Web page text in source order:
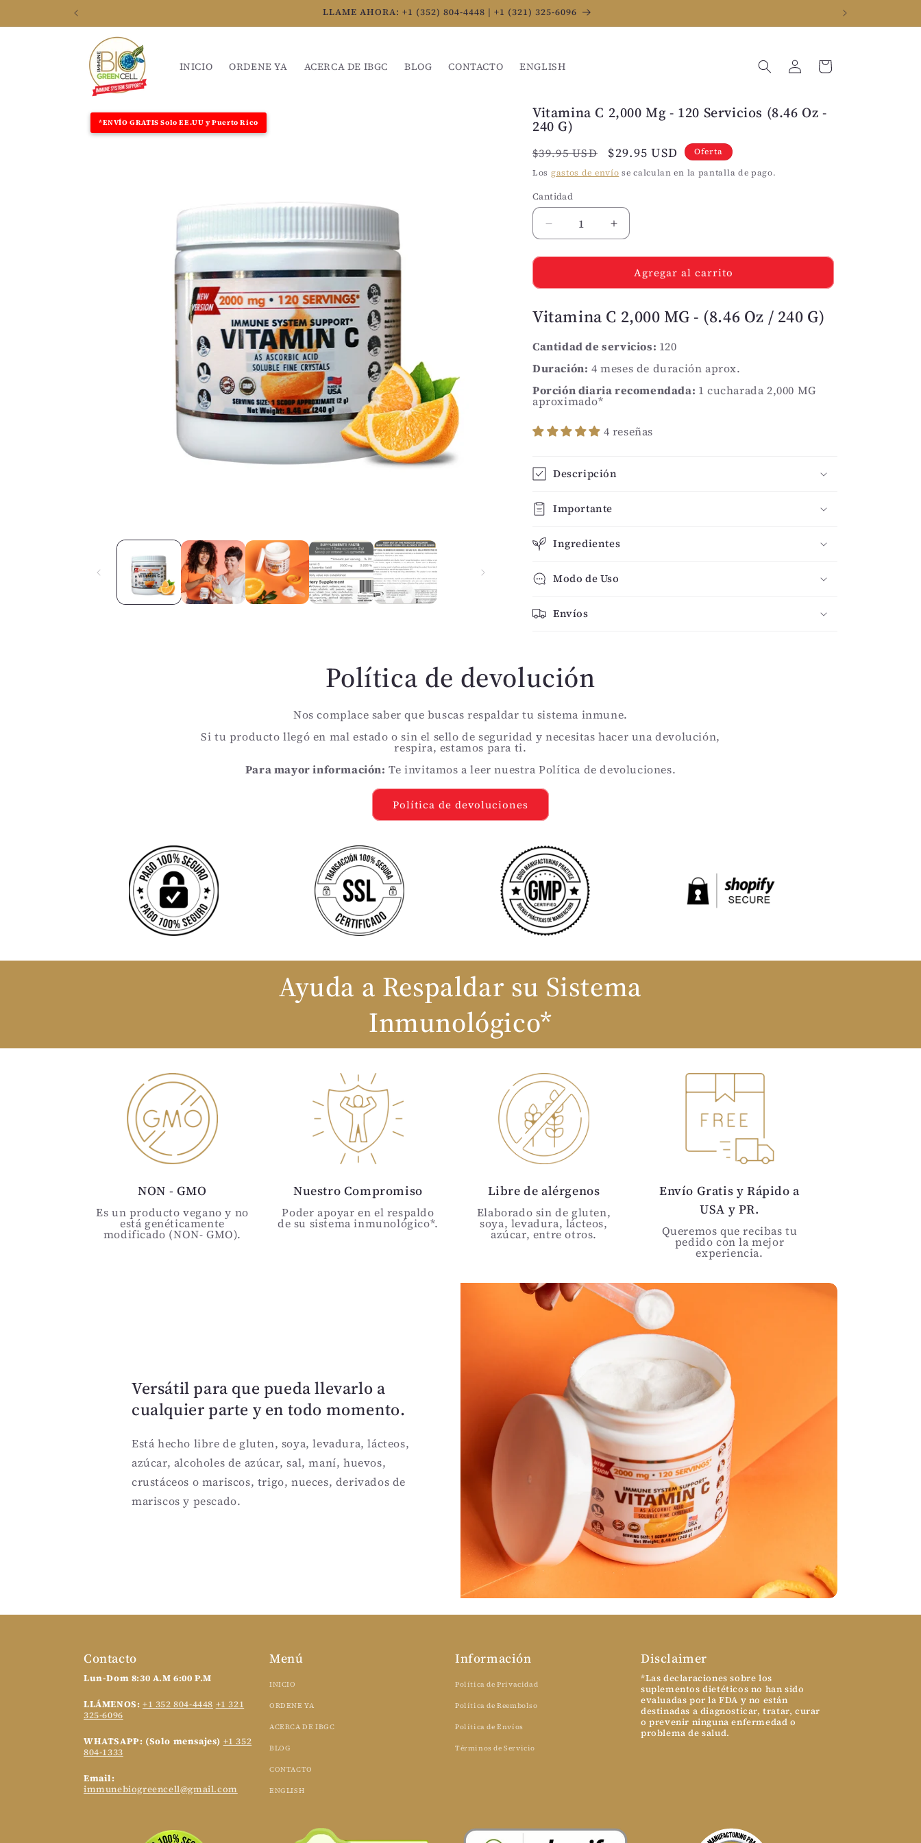
directamente
al contenido
Nuestro horario de atención es de Lun a Dom 8:30AM-6:00PM
INICIO ORDENE YA ACERCA DE IBGC BLOG CONTACTO ENGLISH
Iniciar
sesión
Carrito
*ENVÍO GRATIS Solo EE.UU y Puerto Rico
Ir
a la
información
Vitamina C 2,000 Mg - 120 Servicios (8.46 Oz -
240 G)
Precio
habitual
$39.95 USD
Precio
de
$29.95 USD
Oferta
Los gastos de envío se calculan en la pantalla de pago.
Cantidad
Reducir
cantidad
para
C
Mg
120
(8.46
Oz
-
G)
Aumentar
cantidad
para
Vitamina
C
Mg
120
(8.46
Oz
G)
Agregar al carrito
Vitamina C 2,000 MG - (8.46 Oz / 240 G)
Cantidad de servicios: 120
Duración: 4 meses de duración aprox.
Porción diaria recomendada: 1 cucharada 2,000 MG
aproximado*
4 reseñas
Descripción
Importante
Ingredientes
Modo de Uso
Envíos
Política de devolución
Nos complace saber que buscas respaldar tu sistema inmune.
Si tu producto llegó en mal estado o sin el sello de seguridad y necesitas hacer una devolución,
respira, estamos para ti.
Para mayor información: Te invitamos a leer nuestra Política de devoluciones.
Política de devoluciones
Ayuda a Respaldar su Sistema
Inmunológico*
NON - GMO
Es un producto vegano y no
está genéticamente
modificado (NON- GMO).
Nuestro Compromiso
Poder apoyar en el respaldo
de su sistema inmunológico*.
Libre de alérgenos
Elaborado sin de gluten,
soya, levadura, lácteos,
azúcar, entre otros.
Envío Gratis y Rápido a
USA y PR.
Queremos que recibas tu
pedido con la mejor
experiencia.
Versátil para que pueda llevarlo a
cualquier parte y en todo momento.
Está hecho libre de gluten, soya, levadura, lácteos,
azúcar, alcoholes de azúcar, sal, maní, huevos,
crustáceos o mariscos, trigo, nueces, derivados de
mariscos y pescado.
Contacto
Lun-Dom 8:30 A.M 6:00 P.M
LLÁMENOS: +1 352 804-4448 +1 321
325-6096
WHATSAPP: (Solo mensajes) +1 352
804-1333
Email:
immunebiogreencell@gmail.com
Menú
INICIO
ORDENE YA
ACERCA DE IBGC
BLOG
CONTACTO
ENGLISH
Información
Política de Privacidad
Política de Reembolso
Política de Envíos
Términos de Servicio
Disclaimer
*Las declaraciones sobre los
suplementos dietéticos no han sido
evaluadas por la FDA y no están
destinadas a diagnosticar, tratar, curar
o prevenir ninguna enfermedad o
problema de salud.